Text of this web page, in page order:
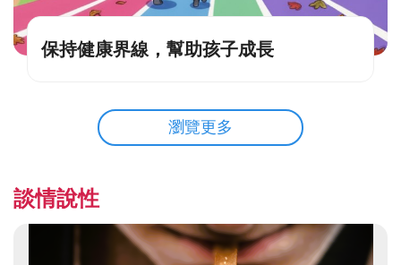
保持健康界線，幫助孩子成長
瀏覽更多
談情說性